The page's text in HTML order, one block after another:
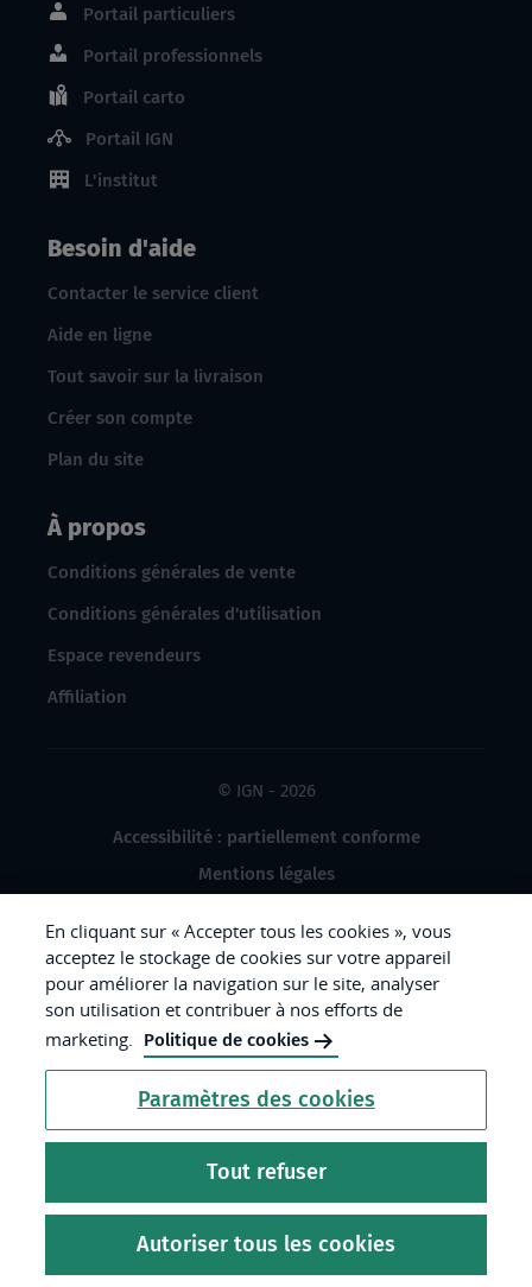
Portail particuliers
Portail professionnels
Portail carto
Portail IGN
L'institut
Besoin d'aide
Contacter le service client
Aide en ligne
Tout savoir sur la livraison
Créer son compte
Plan du site
À propos
Conditions générales de vente
Conditions générales d'utilisation
Espace revendeurs
Affiliation
© IGN - 2026
Accessibilité : partiellement conforme
Mentions légales
Gestion des cookies
Crédits photos
République
Française.
Liberté
Égalité
Fraternité
En cliquant sur « Accepter tous les cookies », vous
acceptez le stockage de cookies sur votre appareil
pour améliorer la navigation sur le site, analyser
son utilisation et contribuer à nos efforts de
marketing.
Politique de cookies
Paramètres des cookies
Tout refuser
Autoriser tous les cookies